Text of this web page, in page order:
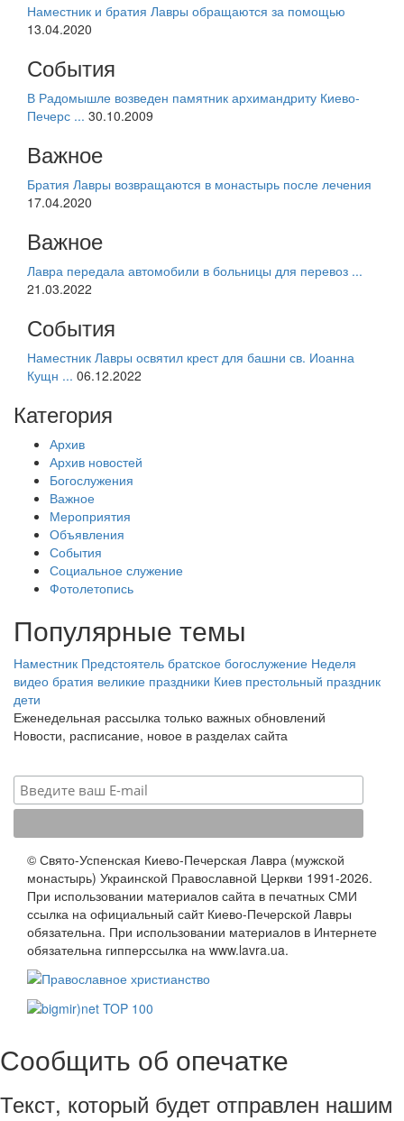
Наместник и братия Лавры обращаются за помощью
13.04.2020
События
В Радомышле возведен памятник архимандриту Киево-
Печерс ... 30.10.2009
Важное
Братия Лавры возвращаются в монастырь после лечения
17.04.2020
Важное
Лавра передала автомобили в больницы для перевоз ...
21.03.2022
События
Наместник Лавры освятил крест для башни св. Иоанна
Кущн ... 06.12.2022
Категория
Архив
Архив новостей
Богослужения
Важное
Мероприятия
Объявления
События
Социальное служение
Фотолетопись
Популярные темы
Наместник Предстоятель братское богослужение Неделя
видео братия великие праздники Киев престольный праздник
дети
Еженедельная рассылка только важных обновлений
Новости, расписание, новое в разделах сайта
© Свято-Успенская Киево-Печерская Лавра (мужской
монастырь) Украинской Православной Церкви 1991-2026.
При использовании материалов сайта в печатных СМИ
ссылка на официальный сайт Киево-Печерской Лавры
обязательна. При использовании материалов в Интернете
обязательна гипперссылка на www.lavra.ua.
Сообщить об опечатке
Текст, который будет отправлен нашим